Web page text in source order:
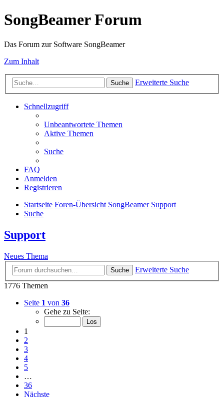
SongBeamer Forum
Das Forum zur Software SongBeamer
Zum Inhalt
Suche Erweiterte Suche
Schnellzugriff
Unbeantwortete Themen
Aktive Themen
Suche
FAQ
Anmelden
Registrieren
Startseite Foren-Übersicht SongBeamer Support
Suche
Support
Neues Thema
Suche
Erweiterte Suche
1776 Themen
Seite 1 von 36
Gehe zu Seite:
1
2
3
4
5
…
36
Nächste